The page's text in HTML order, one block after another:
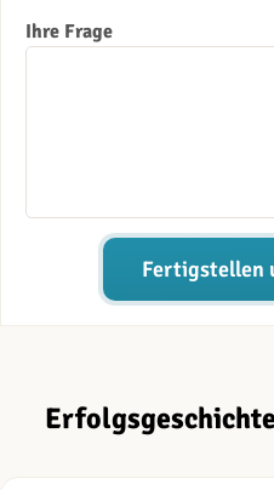
Ihre Frage
Fertigstellen